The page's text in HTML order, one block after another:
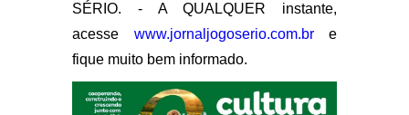
SÉRIO. - A QUALQUER instante,
acesse www.jornaljogoserio.com.bre
fique muito bem informado.